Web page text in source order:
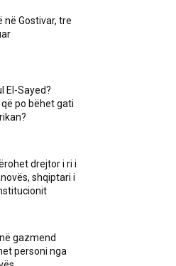
në Gostivar, tre
El-Sayed?
po bëhet gati
drejtor i ri i
shqiptari i
gazmend
personi nga